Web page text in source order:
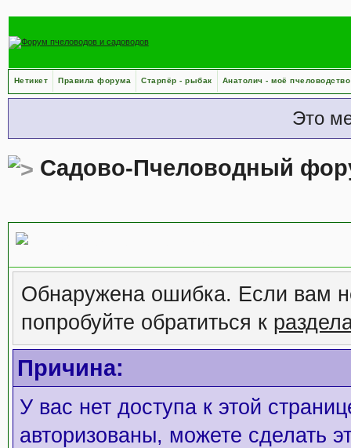
Нетикет Правила форума Старпёр - рыбак Анатолич - моё пчеловодство
Это
Садово-Пчеловодный
Обнаружена ошибка. Если вам
попробуйте обратиться к
Причина:
У вас нет доступа к этой
авторизованы, можете сделать